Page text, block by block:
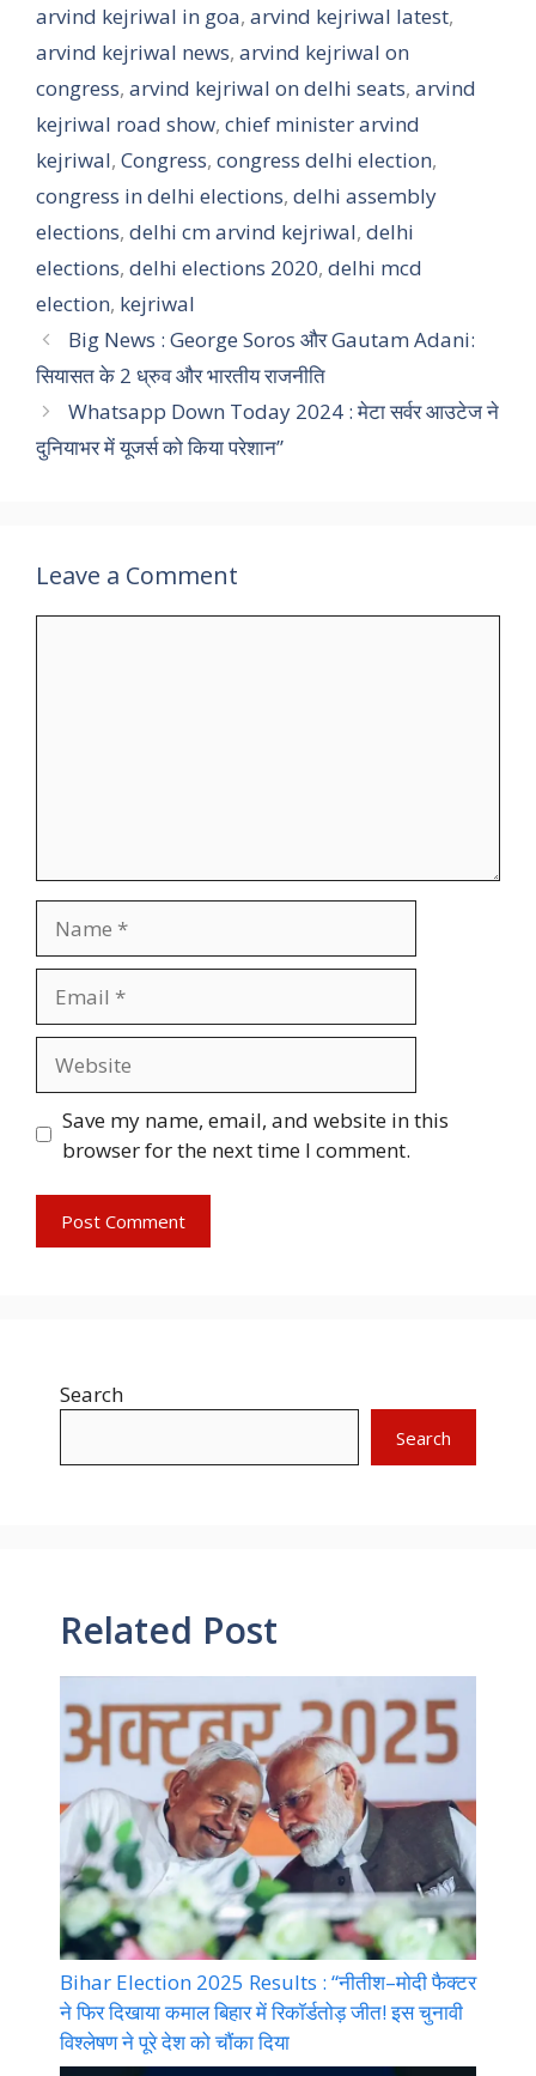
arvind kejriwal in goa, arvind kejriwal latest,
arvind kejriwal news, arvind kejriwal on
congress, arvind kejriwal on delhi seats, arvind
kejriwal road show, chief minister arvind
kejriwal, Congress, congress delhi election,
congress in delhi elections, delhi assembly
elections, delhi cm arvind kejriwal, delhi
elections, delhi elections 2020, delhi mcd
election, kejriwal
Big News : George Soros और Gautam Adani:
सियासत के 2 ध्रुव और भारतीय राजनीति
Whatsapp Down Today 2024 : मेटा सर्वर आउटेज ने
दुनियाभर में यूजर्स को किया परेशान”
Leave a Comment
Save my name, email, and website in this
browser for the next time I comment.
Search
Search
Related Post
Bihar Election 2025 Results : “नीतीश–मोदी फैक्टर
ने फिर दिखाया कमाल बिहार में रिकॉर्डतोड़ जीत! इस चुनावी
विश्लेषण ने पूरे देश को चौंका दिया